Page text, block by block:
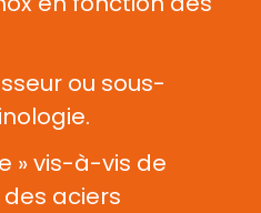
ou sous-
» vis-à-vis de
aciers